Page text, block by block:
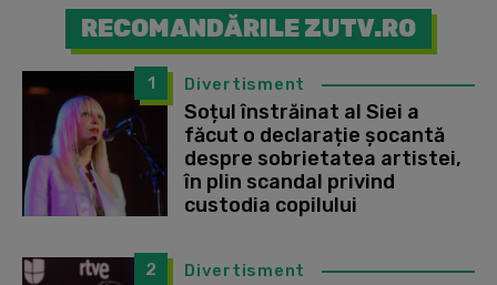
RECOMANDĂRILE ZUTV.RO
1 Divertisment
Soțul înstrăinat al Siei a
făcut o declarație șocantă
despre sobrietatea artistei,
în plin scandal privind
custodia copilului
2 Divertisment